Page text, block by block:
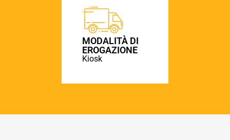
MODALITÀ DI
EROGAZIONE
Kiosk